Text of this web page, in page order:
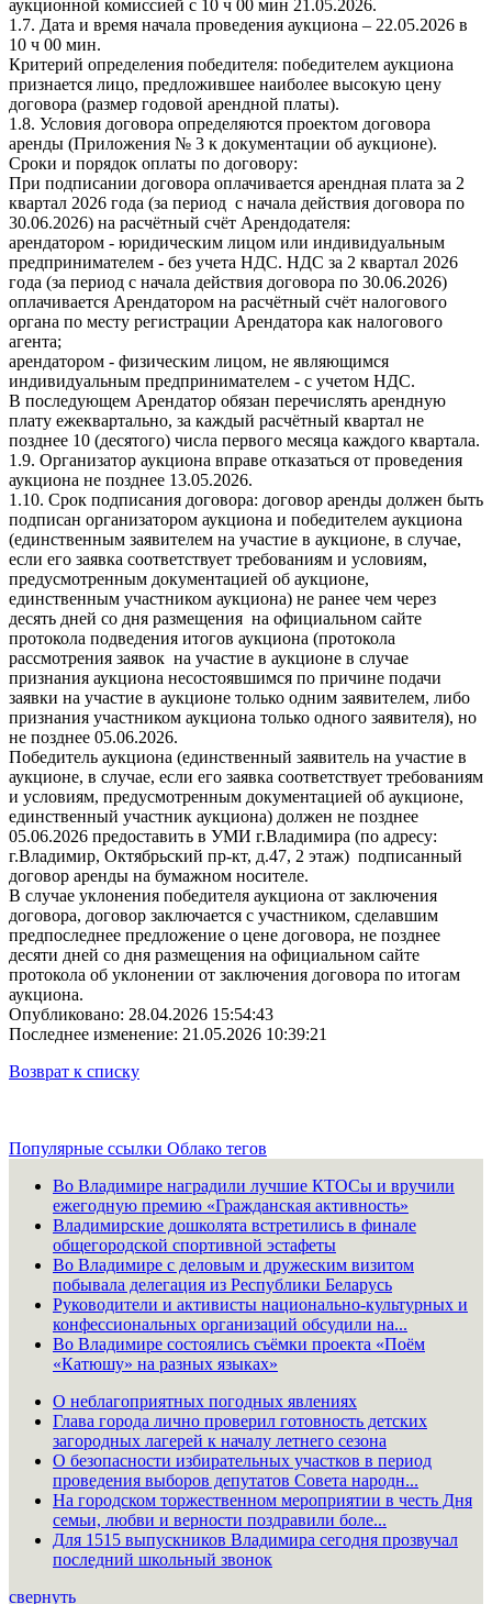
аукционной комиссией с 10 ч 00 мин 21.05.2026.
1.7. Дата и время начала проведения аукциона – 22.05.2026 в
10 ч 00 мин.
Критерий определения победителя: победителем аукциона
признается лицо, предложившее наиболее высокую цену
договора (размер годовой арендной платы).
1.8. Условия договора определяются проектом договора
аренды (Приложения № 3 к документации об аукционе).
Сроки и порядок оплаты по договору:
При подписании договора оплачивается арендная плата за 2
квартал 2026 года (за период с начала действия договора по
30.06.2026) на расчётный счёт Арендодателя:
арендатором - юридическим лицом или индивидуальным
предпринимателем - без учета НДС. НДС за 2 квартал 2026
года (за период с начала действия договора по 30.06.2026)
оплачивается Арендатором на расчётный счёт налогового
органа по месту регистрации Арендатора как налогового
агента;
арендатором - физическим лицом, не являющимся
индивидуальным предпринимателем - с учетом НДС.
В последующем Арендатор обязан перечислять арендную
плату ежеквартально, за каждый расчётный квартал не
позднее 10 (десятого) числа первого месяца каждого квартала.
1.9. Организатор аукциона вправе отказаться от проведения
аукциона не позднее 13.05.2026.
1.10. Срок подписания договора: договор аренды должен быть
подписан организатором аукциона и победителем аукциона
(единственным заявителем на участие в аукционе, в случае,
если его заявка соответствует требованиям и условиям,
предусмотренным документацией об аукционе,
единственным участником аукциона) не ранее чем через
десять дней со дня размещения на официальном сайте
протокола подведения итогов аукциона (протокола
рассмотрения заявок на участие в аукционе в случае
признания аукциона несостоявшимся по причине подачи
заявки на участие в аукционе только одним заявителем, либо
признания участником аукциона только одного заявителя), но
не позднее 05.06.2026.
Победитель аукциона (единственный заявитель на участие в
аукционе, в случае, если его заявка соответствует требованиям
и условиям, предусмотренным документацией об аукционе,
единственный участник аукциона) должен не позднее
05.06.2026 предоставить в УМИ г.Владимира (по адресу:
г.Владимир, Октябрьский пр-кт, д.47, 2 этаж) подписанный
договор аренды на бумажном носителе.
В случае уклонения победителя аукциона от заключения
договора, договор заключается с участником, сделавшим
предпоследнее предложение о цене договора, не позднее
десяти дней со дня размещения на официальном сайте
протокола об уклонении от заключения договора по итогам
аукциона.
Опубликовано: 28.04.2026 15:54:43
Последнее изменение: 21.05.2026 10:39:21
Возврат к списку
Популярные ссылки Облако тегов
Во Владимире наградили лучшие КТОСы и вручили
ежегодную премию «Гражданская активность»
Владимирские дошколята встретились в финале
общегородской спортивной эстафеты
Во Владимире с деловым и дружеским визитом
побывала делегация из Республики Беларусь
Руководители и активисты национально-культурных и
конфессиональных организаций обсудили на...
Во Владимире состоялись съёмки проекта «Поём
«Катюшу» на разных языках»
О неблагоприятных погодных явлениях
Глава города лично проверил готовность детских
загородных лагерей к началу летнего сезона
О безопасности избирательных участков в период
проведения выборов депутатов Совета народн...
На городском торжественном мероприятии в честь Дня
семьи, любви и верности поздравили боле...
Для 1515 выпускников Владимира сегодня прозвучал
последний школьный звонок
свернуть